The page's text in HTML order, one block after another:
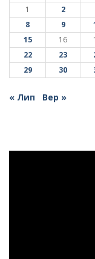
1
2
8
9
15
16
22
23
29
30
« Лип Вер »